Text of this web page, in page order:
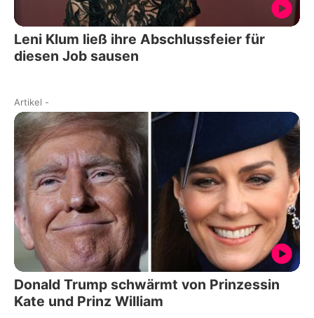
Leni Klum ließ ihre Abschlussfeier für
diesen Job sausen
Artikel -
Donald Trump schwärmt von Prinzessin
Kate und Prinz William